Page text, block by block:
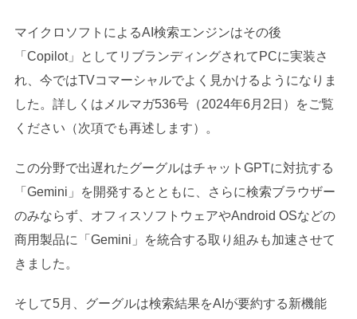
マイクロソフトによるAI検索エンジンはその後
「Copilot」としてリブランディングされてPCに実装さ
れ、今ではTVコマーシャルでよく見かけるようになりま
した。詳しくはメルマガ536号（2024年6月2日）をご覧
ください（次項でも再述します）。
この分野で出遅れたグーグルはチャットGPTに対抗する
「Gemini」を開発するとともに、さらに検索ブラウザー
のみならず、オフィスソフトウェアやAndroid OSなどの
商用製品に「Gemini」を統合する取り組みも加速させて
きました。
そして5月、グーグルは検索結果をAIが要約する新機能